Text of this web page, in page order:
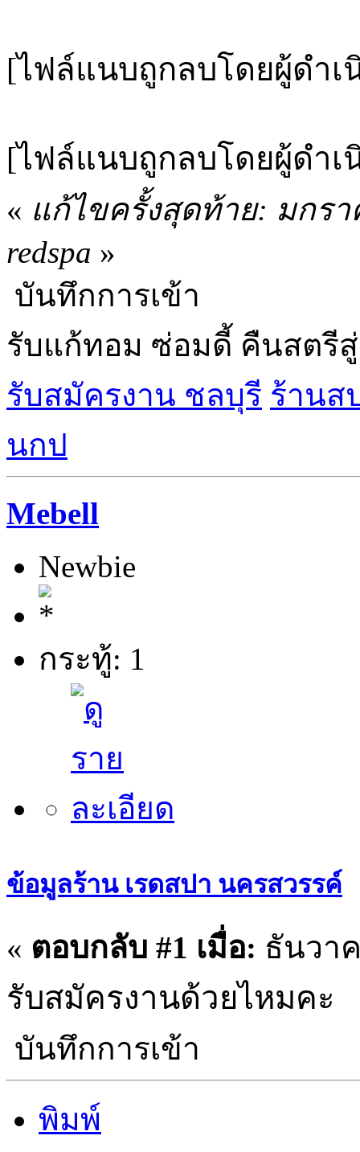
[ไฟล์แนบถูกลบโดยผู้ดำเ
[ไฟล์แนบถูกลบโดยผู้ดำเ
« แก้ไขครั้งสุดท้าย: มกรา
redspa »
บันทึกการเข้า
รับแก้ทอม ซ่อมดี้ คืนสตรี
รับสมัครงาน ชลบุรี ร้านส
นกป
Mebell
Newbie
กระทู้: 1
ข้อมูลร้าน เรดสปา นครสวรรค์
« ตอบกลับ #1 เมื่อ: ธันวาค
รับสมัครงานด้วยไหมคะ
บันทึกการเข้า
พิมพ์